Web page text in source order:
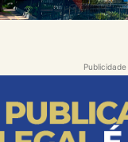
Publicidade